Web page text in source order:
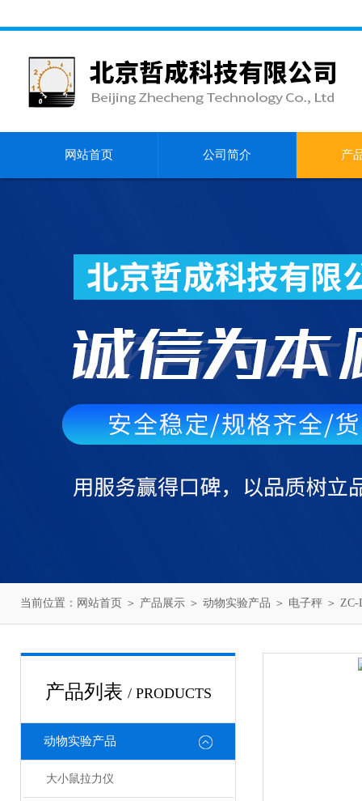
网站首页 公司简介 产
当前位置： 网站首页 ＞ 产品展示 ＞ 动物实验产品 ＞ 电子秤 ＞
产品列表 / PRODUCTS
动物实验产品
大小鼠拉力仪